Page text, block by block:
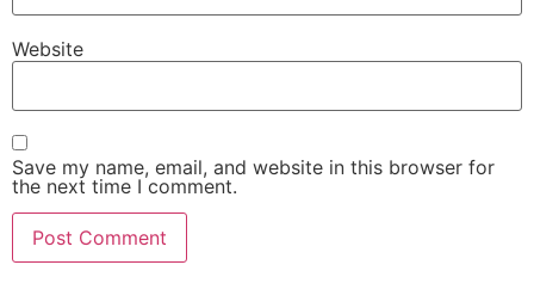
Website
Save my name, email, and website in this browser for
the next time I comment.